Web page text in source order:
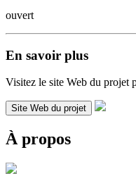
ouvert
En savoir plus
Visitez le site Web du projet
Site Web du projet
À propos